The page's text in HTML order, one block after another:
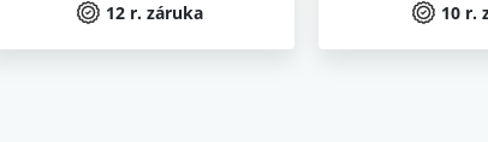
12 r. záruka 10 r.